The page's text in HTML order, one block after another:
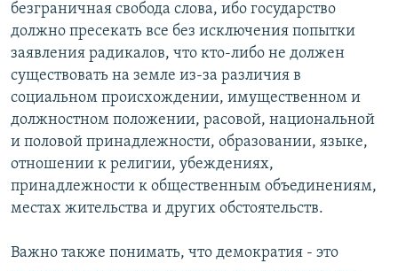
безграничная свобода слова, ибо государство
должно пресекать все без исключения попытки
заявления радикалов, что кто-либо не должен
существовать на земле из-за различия в
социальном происхождении, имущественном и
должностном положении, расовой, национальной
и половой принадлежности, образовании, языке,
отношении к религии, убеждениях,
принадлежности к общественным объединениям,
местах жительства и других обстоятельств.
Важно также понимать, что демократия - это